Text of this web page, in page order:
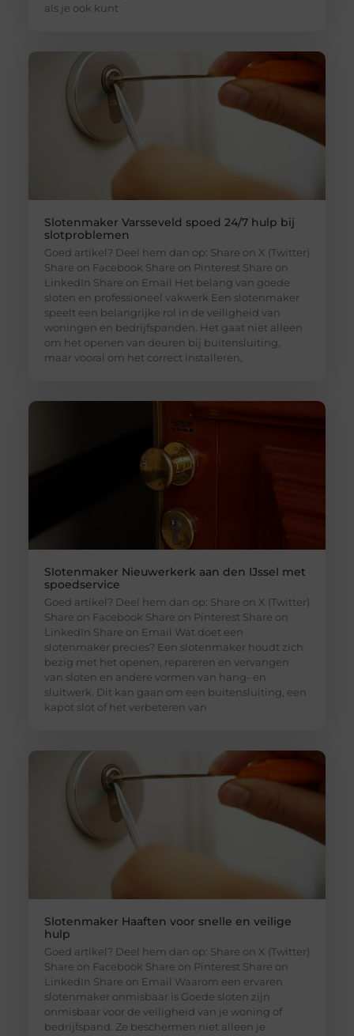
als je ook kunt
Slotenmaker Varsseveld spoed 24/7 hulp bij
slotproblemen
Goed artikel? Deel hem dan op: Share on X (Twitter)
Share on Facebook Share on Pinterest Share on
LinkedIn Share on Email Het belang van goede
sloten en professioneel vakwerk Een slotenmaker
speelt een belangrijke rol in de veiligheid van
woningen en bedrijfspanden. Het gaat niet alleen
om het openen van deuren bij buitensluiting,
maar vooral om het correct installeren,
Slotenmaker Nieuwerkerk aan den IJssel met
spoedservice
Goed artikel? Deel hem dan op: Share on X (Twitter)
Share on Facebook Share on Pinterest Share on
LinkedIn Share on Email Wat doet een
slotenmaker precies? Een slotenmaker houdt zich
bezig met het openen, repareren en vervangen
van sloten en andere vormen van hang- en
sluitwerk. Dit kan gaan om een buitensluiting, een
kapot slot of het verbeteren van
Slotenmaker Haaften voor snelle en veilige
hulp
Goed artikel? Deel hem dan op: Share on X (Twitter)
Share on Facebook Share on Pinterest Share on
LinkedIn Share on Email Waarom een ervaren
slotenmaker onmisbaar is Goede sloten zijn
onmisbaar voor de veiligheid van je woning of
bedrijfspand. Ze beschermen niet alleen je